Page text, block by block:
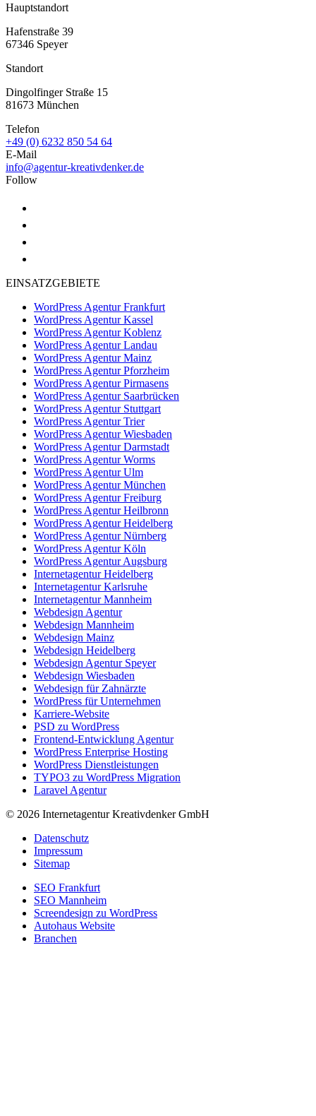
Hauptstandort
Hafenstraße 39
67346 Speyer
Standort
Dingolfinger Straße 15
81673 München
Telefon
+49 (0) 6232 850 54 64
E-Mail
info@agentur-kreativdenker.de
Follow
EINSATZGEBIETE
WordPress Agentur Frankfurt
WordPress Agentur Kassel
WordPress Agentur Koblenz
WordPress Agentur Landau
WordPress Agentur Mainz
WordPress Agentur Pforzheim
WordPress Agentur Pirmasens
WordPress Agentur Saarbrücken
WordPress Agentur Stuttgart
WordPress Agentur Trier
WordPress Agentur Wiesbaden
WordPress Agentur Darmstadt
WordPress Agentur Worms
WordPress Agentur Ulm
WordPress Agentur München
WordPress Agentur Freiburg
WordPress Agentur Heilbronn
WordPress Agentur Heidelberg
WordPress Agentur Nürnberg
WordPress Agentur Köln
WordPress Agentur Augsburg
Internetagentur Heidelberg
Internetagentur Karlsruhe
Internetagentur Mannheim
Webdesign Agentur
Webdesign Mannheim
Webdesign Mainz
Webdesign Heidelberg
Webdesign Agentur Speyer
Webdesign Wiesbaden
Webdesign für Zahnärzte
WordPress für Unternehmen
Karriere-Website
PSD zu WordPress
Frontend-Entwicklung Agentur
WordPress Enterprise Hosting
WordPress Dienstleistungen
TYPO3 zu WordPress Migration
Laravel Agentur
© 2026 Internetagentur Kreativdenker GmbH
Datenschutz
Impressum
Sitemap
SEO Frankfurt
SEO Mannheim
Screendesign zu WordPress
Autohaus Website
Branchen